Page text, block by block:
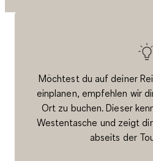
Möchtest du auf deiner
einplanen, empfehlen wir
Ort zu buchen. Dieser
Westentasche und zeigt
abseits der